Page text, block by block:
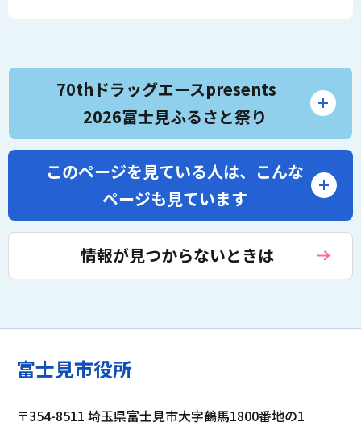
70thドラッグエースpresents
2026富士見ふるさと祭り
このページを見ている人は、 こんな
ページも見ています
情報が見つからないときは
富士見市役所
〒354-8511 埼玉県富士見市大字鶴馬1800番地の1